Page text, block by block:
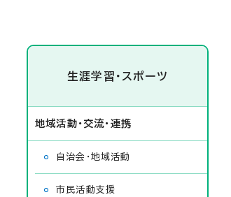
生涯学習・スポーツ
地域活動・交流・連携
自治会・地域活動
市民活動支援